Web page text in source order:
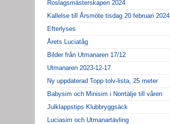
Roslagsmästerskapen 2024
Kallelse till Årsmöte tisdag 20 februari 2024
Efterlyses
Årets Luciatåg
Bilder från Utmanaren 17/12
Utmanaren 2023-12-17
Ny uppdaterad Topp tolv-lista, 25 meter
Babysim och Minisim i Norrtälje till våren
Julklappstips Klubbryggsäck
Luciasim och Utmanartävling